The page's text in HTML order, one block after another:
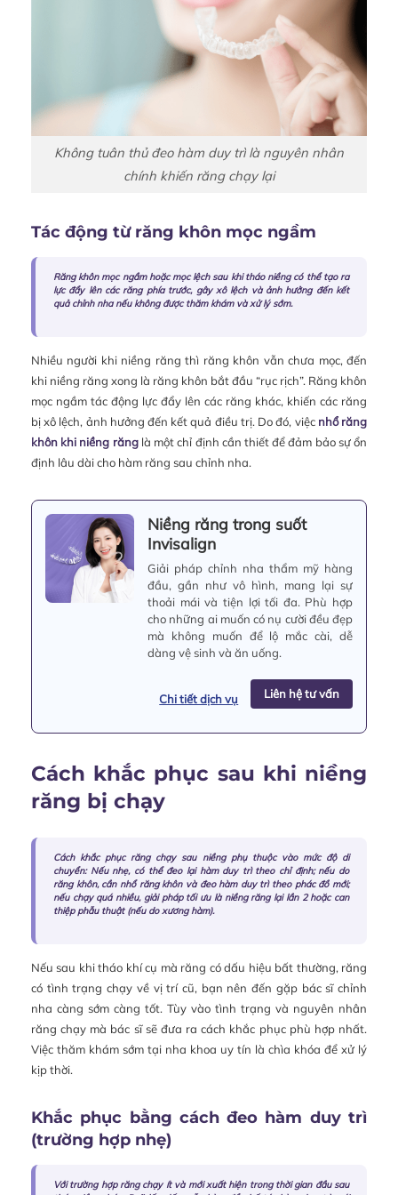
Không tuân thủ đeo hàm duy trì là nguyên nhân
chính khiến răng chạy lại
Tác động từ răng khôn mọc ngầm
Răng khôn mọc ngầm hoặc mọc lệch sau khi tháo niềng có thể tạo ra
lực đẩy lên các răng phía trước, gây xô lệch và ảnh hưởng đến kết
quả chỉnh nha nếu không được thăm khám và xử lý sớm.
Nhiều người khi niềng răng thì răng khôn vẫn chưa mọc, đến
khi niềng răng xong là răng khôn bắt đầu “rục rịch”. Răng khôn
mọc ngầm tác động lực đẩy lên các răng khác, khiến các răng
bị xô lệch, ảnh hưởng đến kết quả điều trị. Do đó, việc nhổ răng
khôn khi niềng rănglà một chỉ định cần thiết để đảm bảo sự ổn
định lâu dài cho hàm răng sau chỉnh nha.
Niềng răng trong suốt
Invisalign
Giải pháp chỉnh nha thẩm mỹ hàng
đầu, gần như vô hình, mang lại sự
thoải mái và tiện lợi tối đa. Phù hợp
cho những ai muốn có nụ cười đều đẹp
mà không muốn để lộ mắc cài, dễ
dàng vệ sinh và ăn uống.
Chi tiết dịch vụ Liên hệ tư vấn
Cách khắc phục sau khi niềng
răng bị chạy
Cách khắc phục răng chạy sau niềng phụ thuộc vào mức độ di
chuyển: Nếu nhẹ, có thể đeo lại hàm duy trì theo chỉ định; nếu do
răng khôn, cần nhổ răng khôn và đeo hàm duy trì theo phác đồ mới;
nếu chạy quá nhiều, giải pháp tối ưu là niềng răng lại lần 2 hoặc can
thiệp phẫu thuật (nếu do xương hàm).
Nếu sau khi tháo khí cụ mà răng có dấu hiệu bất thường, răng
có tình trạng chạy về vị trí cũ, bạn nên đến gặp bác sĩ chỉnh
nha càng sớm càng tốt. Tùy vào tình trạng và nguyên nhân
răng chạy mà bác sĩ sẽ đưa ra cách khắc phục phù hợp nhất.
Việc thăm khám sớm tại nha khoa uy tín là chìa khóa để xử lý
kịp thời.
Khắc phục bằng cách đeo hàm duy trì
(trường hợp nhẹ)
Với trường hợp răng chạy ít và mới xuất hiện trong thời gian đầu sau